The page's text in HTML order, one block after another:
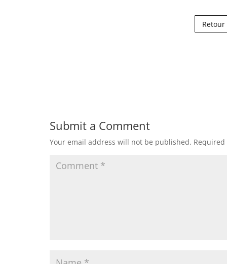
Retour
Submit a Comment
Your email address will not be published.